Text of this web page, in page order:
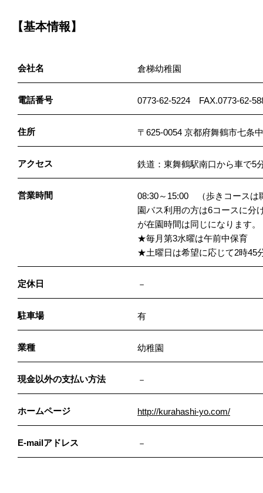
【基本情報】
会社名 倉梯幼稚園
電話番号 0773-62-5224 FAX.0773-62-
住所 〒625-0054 京都府舞鶴市七条
アクセス 鉄道：東舞鶴駅南口から車で5
営業時間
08:30～15:00 （歩きコースは
園バス利用の方は6コースに分
が在園時間は同じになります。
★毎月第3水曜は午前中保育
★土曜日は希望に応じて2時45
定休日 －
駐車場 有
業種 幼稚園
現金以外の支払い方法 －
ホームページ http://kurahashi-yo.com/
E-mailアドレス －